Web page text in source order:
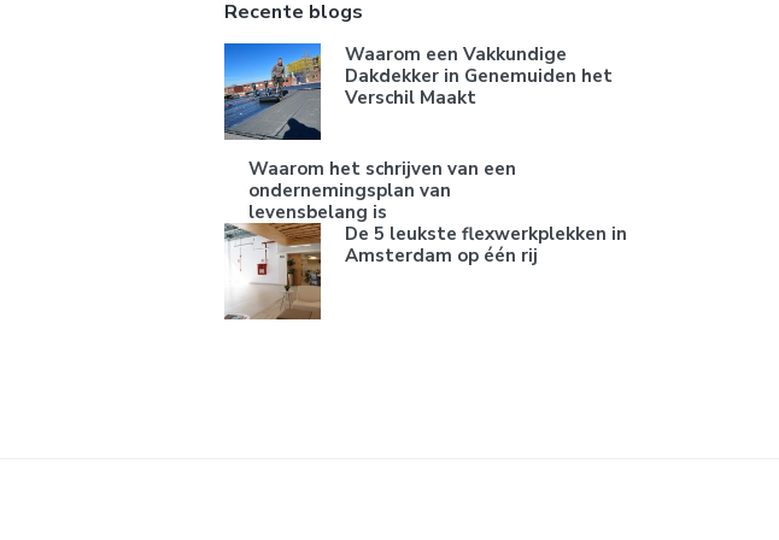
Recente blogs
Waarom een Vakkundige
Dakdekker in Genemuiden het
Verschil Maakt
Waarom het schrijven van een
ondernemingsplan van
levensbelang is
De 5 leukste flexwerkplekken in
Amsterdam op één rij